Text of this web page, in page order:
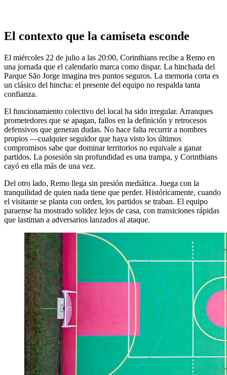
El contexto que la camiseta esconde
El miércoles 22 de julio a las 20:00, Corinthians recibe a Remo en
una jornada que el calendario marca como dispar. La hinchada del
Parque São Jorge imagina tres puntos seguros. La memoria corta es
un clásico del hincha: el presente del equipo no respalda tanta
confianza.
El funcionamiento colectivo del local ha sido irregular. Arranques
prometedores que se apagan, fallos en la definición y retrocesos
defensivos que generan dudas. No hace falta recurrir a nombres
propios —cualquier seguidor que haya visto los últimos
compromisos sabe que dominar territorios no equivale a ganar
partidos. La posesión sin profundidad es una trampa, y Corinthians
cayó en ella más de una vez.
Del otro lado, Remo llega sin presión mediática. Juega con la
tranquilidad de quien nada tiene que perder. Históricamente, cuando
el visitante se planta con orden, los partidos se traban. El equipo
paraense ha mostrado solidez lejos de casa, con transiciones rápidas
que lastiman a adversarios lanzados al ataque.